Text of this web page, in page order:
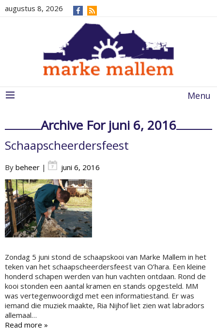
augustus 8, 2026
Menu
Archive For juni 6, 2016
Schaapscheerdersfeest
By beheer | juni 6, 2016
Zondag 5 juni stond de schaapskooi van Marke Mallem in het
teken van het schaapscheerdersfeest van O’hara. Een kleine
honderd schapen werden van hun vachten ontdaan. Rond de
kooi stonden een aantal kramen en stands opgesteld. MM
was vertegenwoordigd met een informatiestand. Er was
iemand die muziek maakte, Ria Nijhof liet zien wat labradors
allemaal…
Read more »